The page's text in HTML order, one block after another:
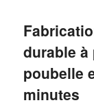
durable à
poubelle
minutes